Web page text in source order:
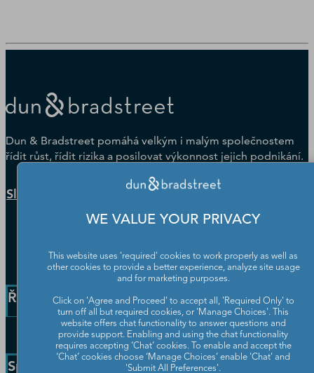
Dun & Bradstreet pomáhá velkým i malým společnostem
řídit růst, řídit rizika a posilovat výkonnost jejich podnikání.
Služby zákazníkům
Řešení a postřehy
Podniková řešení
Řešení pro malé podniky
Společnost
WE VALUE YOUR PRIVACY
This website uses 'required' cookies to work properly as well as
other cookies to provide a better experience, analyze site usage
and for marketing purposes.
Click on 'Agree and Proceed' to accept all, 'Required Only' to
turn off all but required cookies, or 'Manage Choices'. This
website offers chat functionality to answer questions and
provide support. Enabling and using the chat functionality
requires accepting ‘Chat’ cookies. To enable and accept the
‘Chat’ cookies choose ‘Manage Choices’ enable 'Chat' and
'Submit All Preferences'.